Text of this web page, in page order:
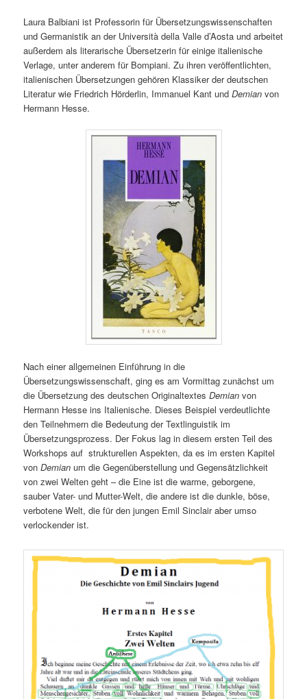
Laura Balbiani ist Professorin für Übersetzungswissenschaften
und Germanistik an der Università della Valle d’Aosta und arbeitet
außerdem als literarische Übersetzerin für einige italienische
Verlage, unter anderem für Bompiani. Zu ihren veröffentlichten,
italienischen Übersetzungen gehören Klassiker der deutschen
Literatur wie Friedrich Hörderlin, Immanuel Kant undDemian von
Hermann Hesse.
Nach einer allgemeinen Einführung in die
Übersetzungswissenschaft, ging es am Vormittag zunächst um
die Übersetzung des deutschen OriginaltextesDemian von
Hermann Hesse ins Italienische. Dieses Beispiel verdeutlichte
den Teilnehmern die Bedeutung der Textlinguistik im
Übersetzungsprozess. Der Fokus lag in diesem ersten Teil des
Workshops auf strukturellen Aspekten, da es im ersten Kapitel
vonDemian um die Gegenüberstellung und Gegensätzlichkeit
von zwei Welten geht – die Eine ist die warme, geborgene,
sauber Vater- und Mutter-Welt, die andere ist die dunkle, böse,
verbotene Welt, die für den jungen Emil Sinclair aber umso
verlockender ist.